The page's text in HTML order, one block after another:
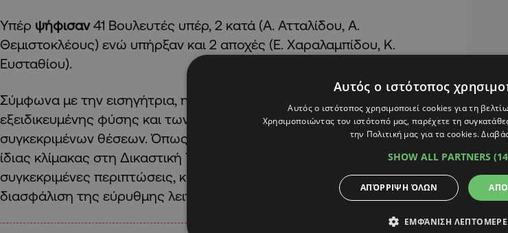
Υπέρ ψήφισαν41 Βουλευτές υπέρ, 2 κατά (Α. Ατταλίδου, Α.
Θεμιστοκλέους) ενώ υπήρξαν και 2 αποχές (Ε. Χαραλαμπίδου, Κ.
Ευσταθίου).
Σύμφωνα με την εισηγήτρια, η ρύθμιση κρίθηκε
εξειδικευμένης φύσης και των αυξημένων απαιτήσεων των
συγκεκριμένων θέσεων. Όπως ανέφερε, σχεδόν όλες οι θέσεις της
ίδιας κλίμακας στη Δικαστική Υπηρεσία είναι ήδη κλειστές, με εξαίρεση
συγκεκριμένες περιπτώσεις, και η προτεινόμενη αλλαγή αποσκοπεί στη
διασφάλιση της εύρυθμης λειτουργίας της
Δικαιοσύνης.
Αυτός ο ιστότοπος
Αυτός ο ιστότοπος χρησιμοποιεί cookies για τη
Χρησιμοποιώντας τον ιστότοπό μας, παρέχετε τη
την Πολιτική μας για τα cookies.
SHOW ALL PARTNERS
ΑΠΌΡΡΙΨΗ ΌΛΩΝ
ΕΜΦΆΝΙΣΗ